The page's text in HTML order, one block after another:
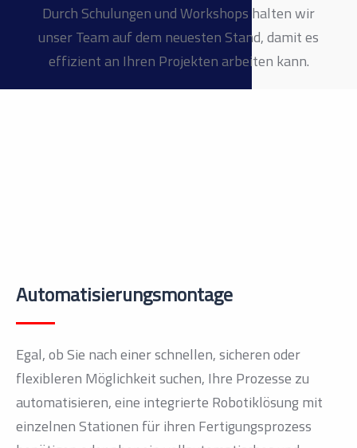
Durch Schulungen und Workshops halten wir
unser Team auf dem neuesten Stand, damit es
effizient an Ihren Projekten arbeiten kann.
Automatisierungsmontage
Egal, ob Sie nach einer schnellen, sicheren oder
flexibleren Möglichkeit suchen, Ihre Prozesse zu
automatisieren, eine integrierte Robotiklösung mit
einzelnen Stationen für ihren Fertigungsprozess